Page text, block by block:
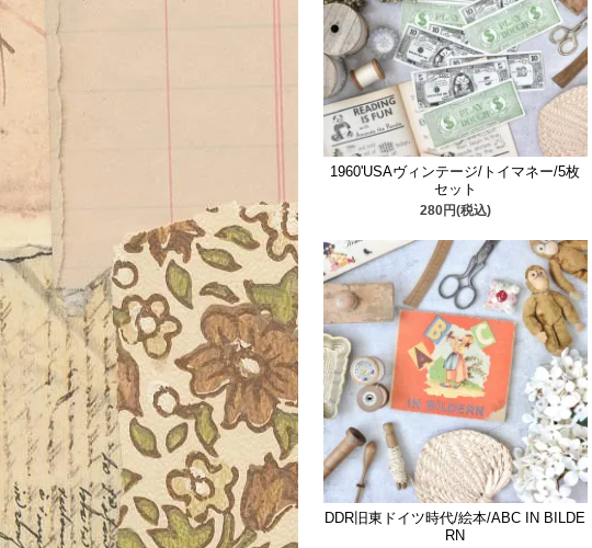
1960'USAヴィンテージ/トイマネー/5枚
セット
280円(税込)
DDR旧東ドイツ時代/絵本/ABC IN BILDE
RN